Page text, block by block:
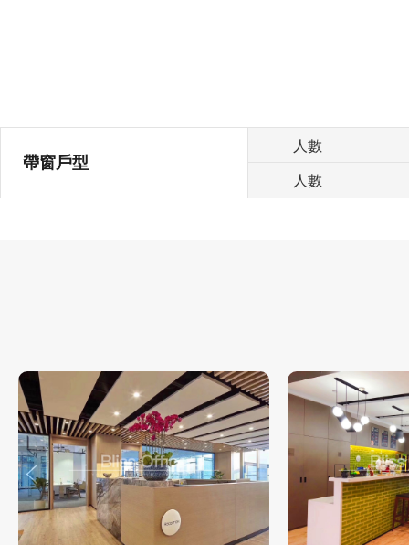
帶窗戶型
人數
人數